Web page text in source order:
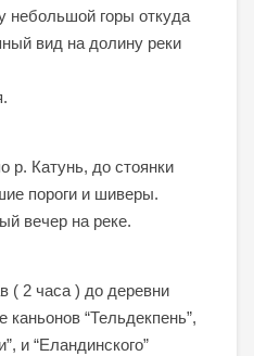
небольшой горы откуда
вид на долину реки
р. Катунь, до стоянки
пороги и шиверы.
вечер на реке.
( 2 часа ) до деревни
“Тельдекпень”,
и “Еландинского”